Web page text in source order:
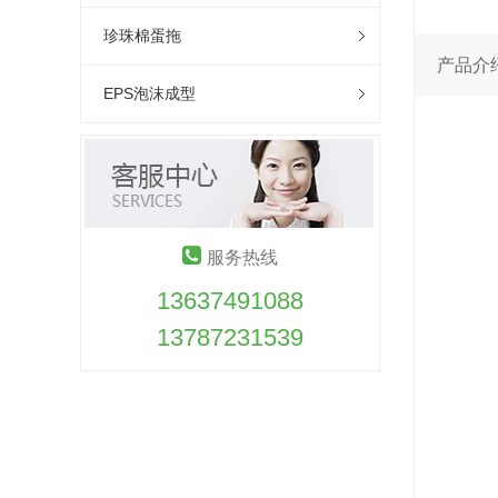
珍珠棉蛋拖
EPS泡沫成型
服务热线
13637491088
13787231539
产品介